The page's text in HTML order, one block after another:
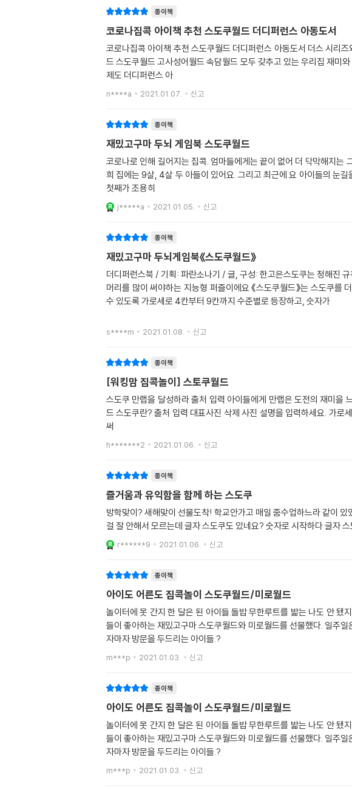
종이책
코로나집콕 아이책 추천 스도쿠월드 더디퍼런스 아동도서
코로나집콕 아이책 추천 스도쿠월드 더디퍼런스 아동도서 더스 시리즈와 함께라면 2시간은 shut upㅋㅋ 혼자서도 잘 논다! 방학숙제까지 더스 아동도서 책으로 해결! 미로월
드 스도쿠월드 고사성어월드 속담월드 모두 갖추고 있는 우리집 재미와 교육을 동시에 더스 시리즈와 함께라면 호환마마 코로나 집콕도 두렵지않아요~~~ㅎㅎ 유치원 방학 숙
제도 더디퍼런스 아
n****a 2021.01.07. 신고
종이책
재밌고구마 두뇌 게임북 스도쿠월드
코로나로 인해 길어지는 집콕. 엄마들에게는 끝이 없어 더 막막해지는 그런 날들입니다. 집콕놀이 이것저것 해보았지만 너무 길어지니 지치기도 하는 그런 날을 지나고있죠. 저
희 집에는 9살, 4살 두 아들이 있어요. 그리고 최근에 요 아이들의 눈길을 끈 책이 있어 소개합니다. 바로 더디퍼런스의 미로월드와 스도쿠월드. 이 두 권의 책이 집에 도착한 날,
첫째가 조용히
j*****a 2021.01.05. 신고
종이책
재밌고구마 두뇌게임북《스도쿠월드》
더디퍼런스북 / 기획: 파란소나기 / 글, 구성: 한고은스도쿠는 정해진
머리를 많이 써야하는 지능형 퍼즐이에요 《스도쿠월드》는 스도쿠
수 있도록 가로세로 4칸부터 9칸까지 수준별로 등장하고, 숫자가
s****m 2021.01.08. 신고
종이책
[워킹맘 집콕놀이] 스토쿠월드
스도쿠 만랩을 달성하라 출처 입력 아이들에게 만랩은 도전의 재미을 느끼게 해주는거 같아요 랑이가 만랩이라고 하니 즐거워 하면서 즐기더라고요 대표사진 삭제 스도쿠월
드 스도쿠란? 출처 입력 대표사진 삭제 사진 설명을 입력하세요. 가로세로가 9칸씩으로 이루어진 정사각형의 가로줄과 세로줄에 1부터 9까지의 숫자를 겹치지 않도록 한 번씩
써
h*******2 2021.01.06. 신고
종이책
즐거움과 유익함을 함께 하는 스도쿠
방학맞이? 새해맞이 선물도착! 학교안가고 매일 줌수업하느라 같이 있었지만 방학이니께.. 뭔가 또 시간 채워줄게 필요한 시기에 뙈 선물같은 책도착! 요건 스도쿠책. 제거 이런
r******9 2021.01.06. 신고
종이책
아이도 어른도 집콕놀이 스도쿠월드/미로월드
놀이터에 못 간지 한 달은 된 아이들.돌밥 무한루트를 밟는 나도 안 됐
들이 좋아하는 재밌고구마 스도쿠월드와 미로월드를 선물했다. 일주
자마자 방문을 두드리는 아이들.?
m***p 2021.01.03. 신고
종이책
아이도 어른도 집콕놀이 스도쿠월드/미로월드
놀이터에 못 간지 한 달은 된 아이들.돌밥 무한루트를 밟는 나도 안 됐
들이 좋아하는 재밌고구마 스도쿠월드와 미로월드를 선물했다. 일주
자마자 방문을 두드리는 아이들.?
m***p 2021.01.03. 신고